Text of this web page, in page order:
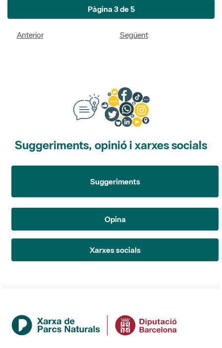
Pàgina 3 de 5
Anterior Següent
Suggeriments, opinió i xarxes socials
Suggeriments
Opina
Xarxes socials